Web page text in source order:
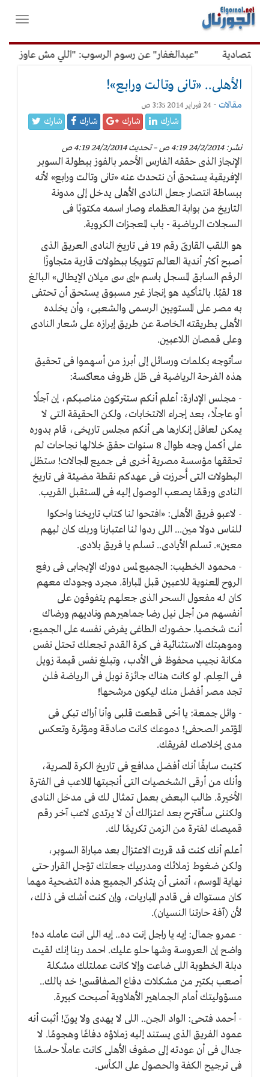
القائمة
الرئيسية
فتح
"عبدالغفار" عن رسوم الرسوب: "اللي مش عاوز يتعلم
الأهلى.. «تانى وتالت ورابع»!
مقالات - 24 فبراير 2014 3:35 ص
شارك شارك شارك شارك
نشر: 24/2/2014 4:19 ص – تحديث 24/2/2014 4:19 ص
الإنجاز الذى حققه الفارس الأحمر بالفوز ببطولة السوبر
الإفريقية يستحق أن نتحدث عنه «تانى وتالت ورابع» لأنه
ببساطة انتصار جعل النادى الأهلى يدخل إلى مدونة
التاريخ من بوابة العظماء وصار اسمه مكتوبًا فى
السجلات الرياضية - باب المعجزات الكروية.
هو اللقب القارىّ رقم 19 فى تاريخ النادى العريق الذى
أصبح أكثر أندية العالم تتويجًا ببطولات قارية متجاوزًا
الرقم السابق المسجل باسم «إى سى ميلان الإيطالى» البالغ
18 لقبًا. بالتأكيد هو إنجاز غير مسبوق يستحق أن تحتفى
به مصر على المستويين الرسمى والشعبى، وأن يخلده
الأهلى بطريقته الخاصة عن طريق إبرازه على شعار النادى
وعلى قمصان اللاعبين.
سأتوجه بكلمات ورسائل إلى أبرز من أسهموا فى تحقيق
هذه الفرحة الرياضية فى ظل ظروف معاكسة:
- مجلس الإدارة: أعلم أنكم ستتركون مناصبكم، إن آجلًا
أو عاجلًا، بعد إجراء الانتخابات، ولكن الحقيقة التى لا
يمكن لعاقل إنكارها هى أنكم مجلس تاريخى، قام بدوره
على أكمل وجه طوال 8 سنوات حقق خلالها نجاحات لم
تحققها مؤسسة مصرية أخرى فى جميع المجالات! ستظل
البطولات التى أُحرزت فى عهدكم نقطة مضيئة فى تاريخ
النادى ورقمًا يصعب الوصول إليه فى المستقبل القريب.
- لاعبو فريق الأهلى: «افتحوا لنا كتاب تاريخنا واحكوا
للناس دولا مين... اللى ردوا لنا اعتبارنا وربك كان ليهم
معين». تسلم الأيادى.. تسلم يا فريق بلادى.
- محمود الخطيب: الجميع لمس دورك الإيجابى فى رفع
الروح المعنوية للاعبين قبل المباراة. مجرد وجودك معهم
كان له مفعول السحر الذى جعلهم يتفوقون على
أنفسهم من أجل نيل رضا جماهيرهم وناديهم ورضاك
أنت شخصيا. حضورك الطاغى يفرض نفسه على الجميع،
وموهبتك الاستثنائية فى كرة القدم تجعلك تحتل نفس
مكانة نجيب محفوظ فى الأدب، وتبلغ نفس قيمة زويل
فى العِلم. لو كانت هناك جائزة نوبل فى الرياضة فلن
تجد مصر أفضل منك ليكون مرشحها!
- وائل جمعة: يا أخى قطعت قلبى وأنا أراك تبكى فى
المؤتمر الصحفى! دموعك كانت صادقة ومؤثرة وتعكس
مدى إخلاصك لفريقك.
كتبت سابقًا أنك أفضل مدافع فى تاريخ الكرة المصرية،
وأنك من أرقى الشخصيات التى أنجبتها الملاعب فى الفترة
الأخيرة. طالب البعض بعمل تمثال لك فى مدخل النادى
ولكننى سأقترح بعد اعتزالك أن لا يرتدى لاعب آخر رقم
قميصك لفترة من الزمن تكريمًا لك.
أعلم أنك كنت قد قررت الاعتزال بعد مباراة السوبر،
ولكن ضغوط زملائك ومدربيك جعلتك تؤجل القرار حتى
نهاية الموسم، أتمنى أن يتذكر الجميع هذه التضحية مهما
كان مستواك فى قادم المباريات، وإن كنت أشك فى ذلك،
لأن (آفة حارتنا النسيان).
- عمرو جمال: إيه يا راجل إنت ده.. إيه اللى انت عامله ده!
واضح إن العروسة وشها حلو عليك. احمد ربنا إنك لقيت
دبلة الخطوبة اللى ضاعت وإلا كانت عملتلك مشكلة
أصعب بكتير من مشكلات دفاع الصفاقسى! خد بالك..
مسؤوليتك أمام الجماهير الأهلاوية أصبحت كبيرة.
- أحمد فتحى: الواد الجن.. اللى لا يهدى ولا يونّ! أثبت أنه
عمود الفريق الذى يستند إليه زملاؤه دفاعًا وهجومًا. لا
جدال فى أن عودته إلى صفوف الأهلى كانت عاملًا حاسمًا
فى ترجيح الكفة والحصول على الكأس.